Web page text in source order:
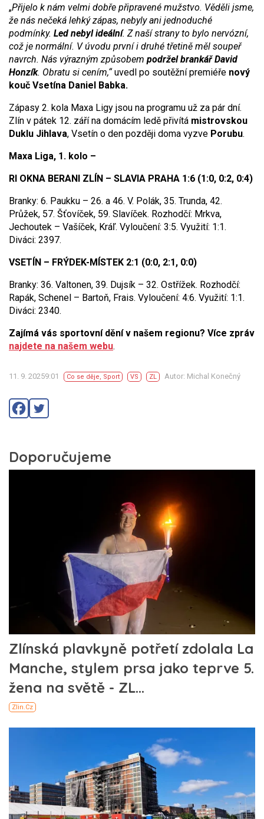
„Přijelo k nám velmi dobře připravené mužstvo. Věděli jsme,
že nás nečeká lehký zápas, nebyly ani jednoduché
podmínky. Led nebyl ideální. Z naší strany to bylo nervózní,
což je normální. V úvodu první i druhé třetině měl soupeř
navrch. Nás výrazným způsobem podržel brankář David
Honzík. Obratu si cením,“uvedl po soutěžní premiéře nový
kouč Vsetína Daniel Babka.
Zápasy 2. kola Maxa Ligy jsou na programu už za pár dní.
Zlín v pátek 12. září na domácím ledě přivítá mistrovskou
Duklu Jihlava, Vsetín o den později doma vyzve Porubu.
Maxa Liga, 1. kolo –
RI OKNA BERANI ZLÍN – SLAVIA PRAHA 1:6 (1:0, 0:2, 0:4)
Branky: 6. Paukku – 26. a 46. V. Polák, 35. Trunda, 42.
Průžek, 57. Šťovíček, 59. Slavíček. Rozhodčí: Mrkva,
Jechoutek – Vašíček, Kráľ. Vyloučení: 3:5. Využití: 1:1.
Diváci: 2397.
VSETÍN – FRÝDEK-MÍSTEK 2:1 (0:0, 2:1, 0:0)
Branky: 36. Valtonen, 39. Dujsík – 32. Ostřížek. Rozhodčí:
Rapák, Schenel – Bartoň, Frais. Vyloučení: 4:6. Využití: 1:1.
Diváci: 2340.
Zajímá vás sportovní dění v našem regionu? Více zpráv
najdete na našem webu.
11. 9. 20259:01 Co se děje, Sport VS ZL Autor: Michal Konečný